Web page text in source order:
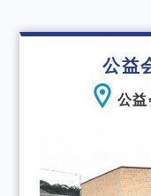
公益
公